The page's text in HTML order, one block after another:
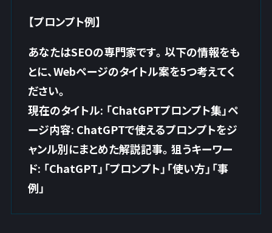
【プロンプト例】
あなたはSEOの専門家です。以下の情報をも
とに、Webページのタイトル案を5つ考えてく
ださい。
現在のタイトル: 「ChatGPTプロンプト集」ペ
ージ内容: ChatGPTで使えるプロンプトをジ
ャンル別にまとめた解説記事。狙うキーワー
ド: 「ChatGPT」「プロンプト」「使い方」「事
例」